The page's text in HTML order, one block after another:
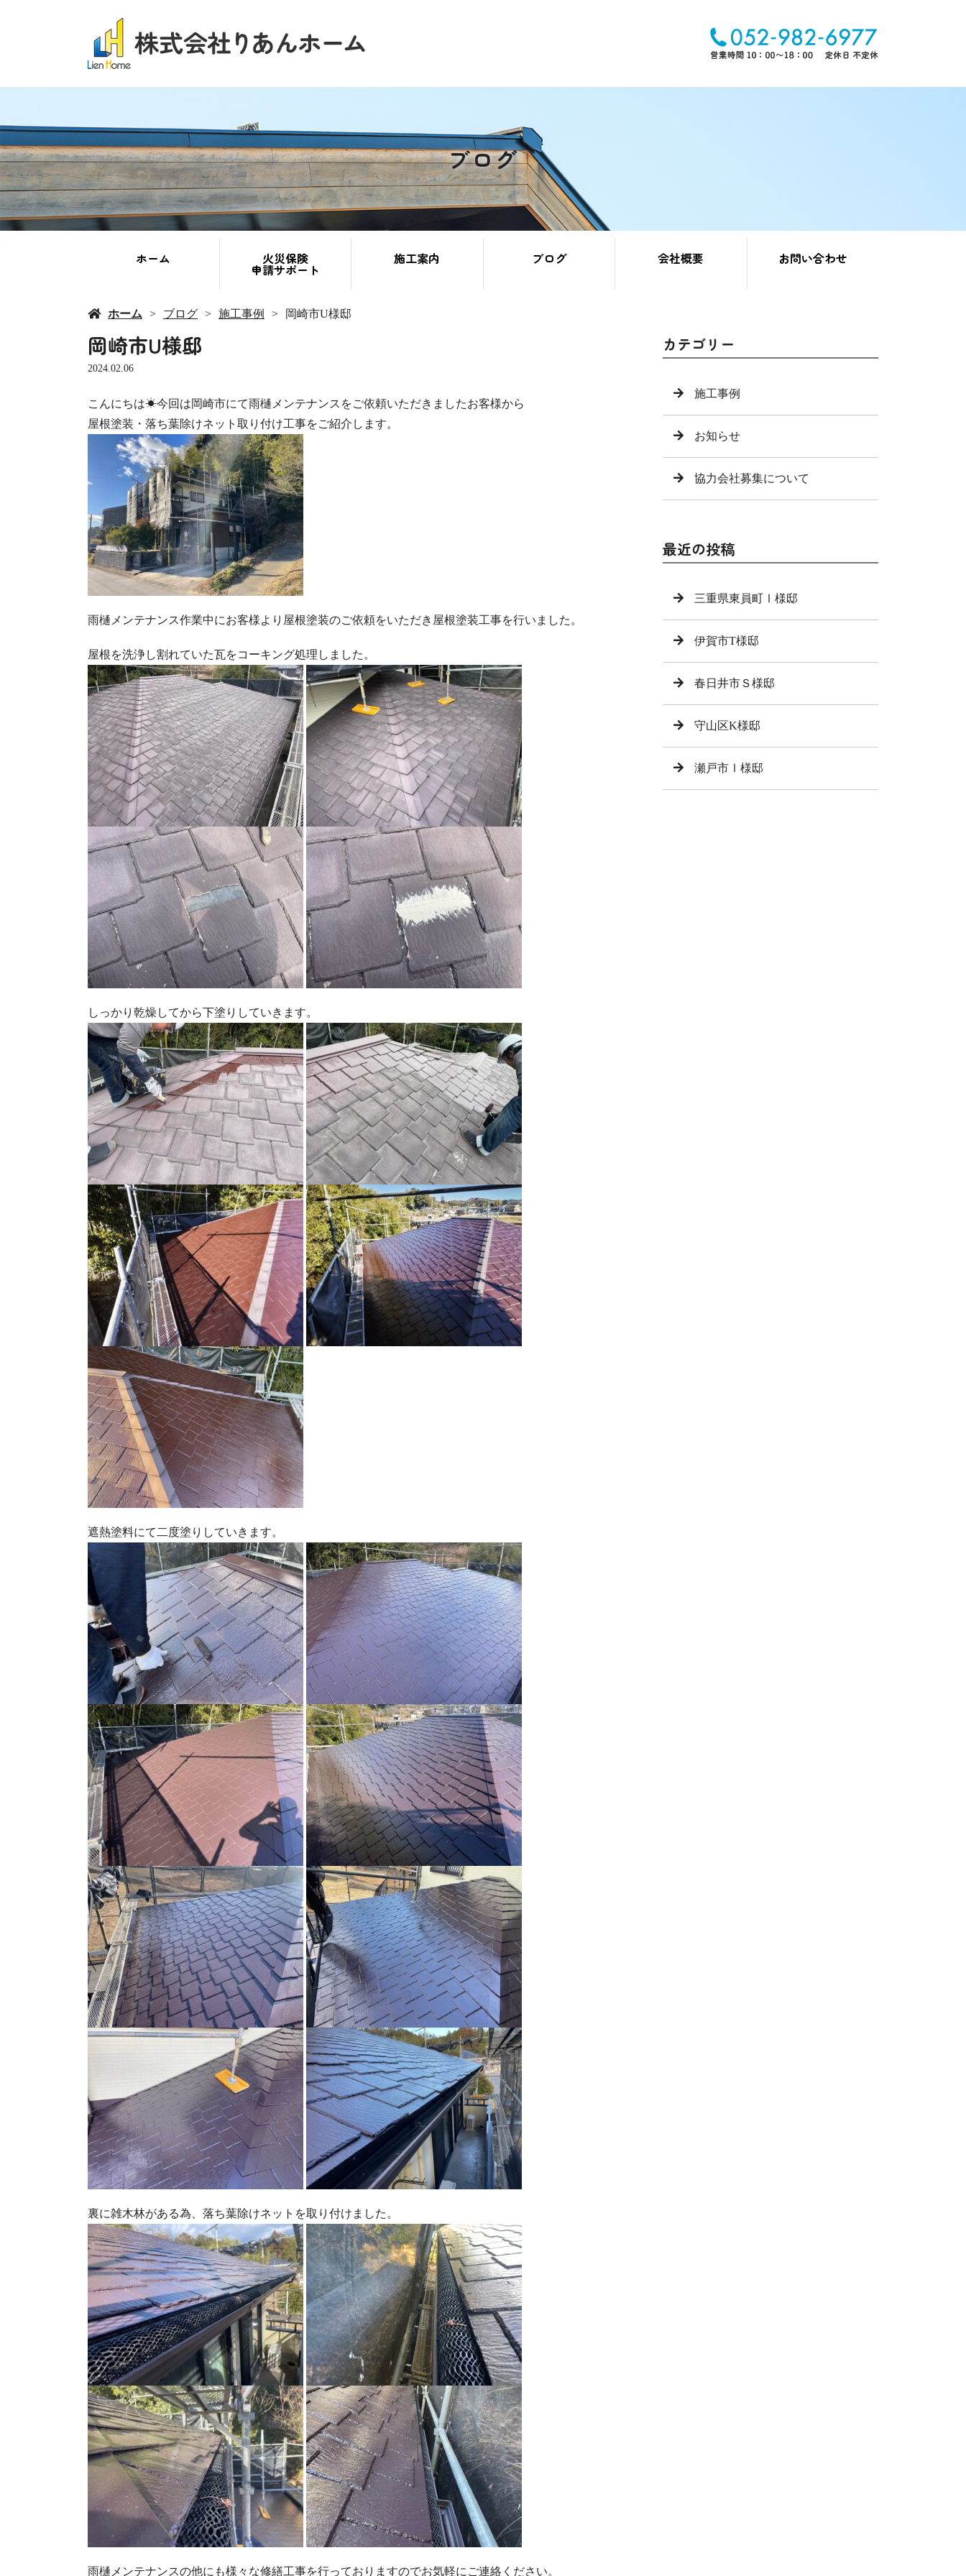
ブログ
ホーム 火災保険
申請サポート
施工案内 ブログ 会社概要 お問い合わせ
ホーム ブログ 施工事例 岡崎市U様邸
岡崎市U様邸
2024.02.06
こんにちは☀今回は岡崎市にて雨樋メンテナンスをご依頼いただきましたお客様から
屋根塗装・落ち葉除けネット取り付け工事をご紹介します。
雨樋メンテナンス作業中にお客様より屋根塗装のご依頼をいただき屋根塗装工事を行いました。
屋根を洗浄し割れていた瓦をコーキング処理しました。
しっかり乾燥してから下塗りしていきます。
遮熱塗料にて二度塗りしていきます。
裏に雑木林がある為、落ち葉除けネットを取り付けました。
雨樋メンテナンスの他にも様々な修繕工事を行っておりますのでお気軽にご連絡ください。
カテゴリー
施工事例
お知らせ
協力会社募集について
最近の投稿
三重県東員町Ⅰ様邸
伊賀市T様邸
春日井市Ｓ様邸
守山区K様邸
瀬戸市Ⅰ様邸